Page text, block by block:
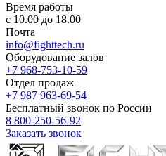
Время работы
с 10.00 до 18.00
Почта
info@fighttech.ru
Оборудование залов
+7 968-753-10-59
Отдел продаж
+7 987 963-69-54
Бесплатный звонок по России
8 800-250-56-92
Заказать звонок